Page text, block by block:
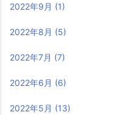
2022年9月 (1)
2022年8月 (5)
2022年7月 (7)
2022年6月 (6)
2022年5月 (13)